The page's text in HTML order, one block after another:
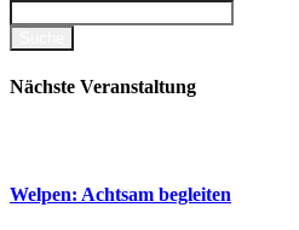
Nächste Veranstaltung
Welpen: Achtsam begleiten